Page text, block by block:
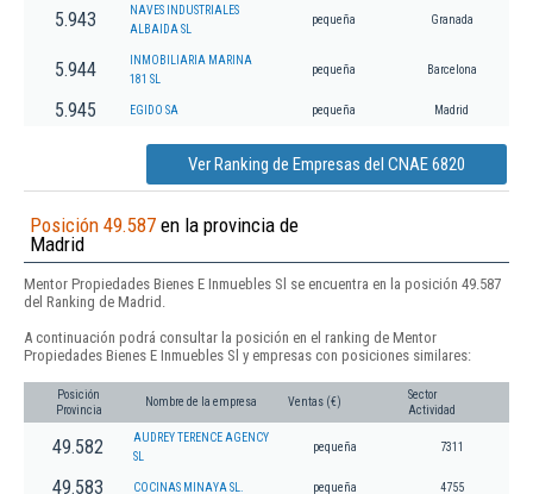
5.943
NAVES INDUSTRIALES
ALBAIDA SL
pequeña Granada
5.944
INMOBILIARIA MARINA
181 SL
pequeña Barcelona
5.945 EGIDO SA pequeña Madrid
Ver Ranking de Empresas del CNAE 6820
Posición 49.587 en la provincia de
Madrid
Mentor Propiedades Bienes E Inmuebles Sl se encuentra en la posición 49.587
del Ranking de Madrid.
A continuación podrá consultar la posición en el ranking de Mentor
Propiedades Bienes E Inmuebles Sl y empresas con posiciones similares:
Posición
Provincia
Nombre de la empresa Ventas (€)
Sector
Actividad
49.582
AUDREY TERENCE AGENCY
SL
pequeña 7311
49.583 COCINAS MINAYA SL. pequeña 4755